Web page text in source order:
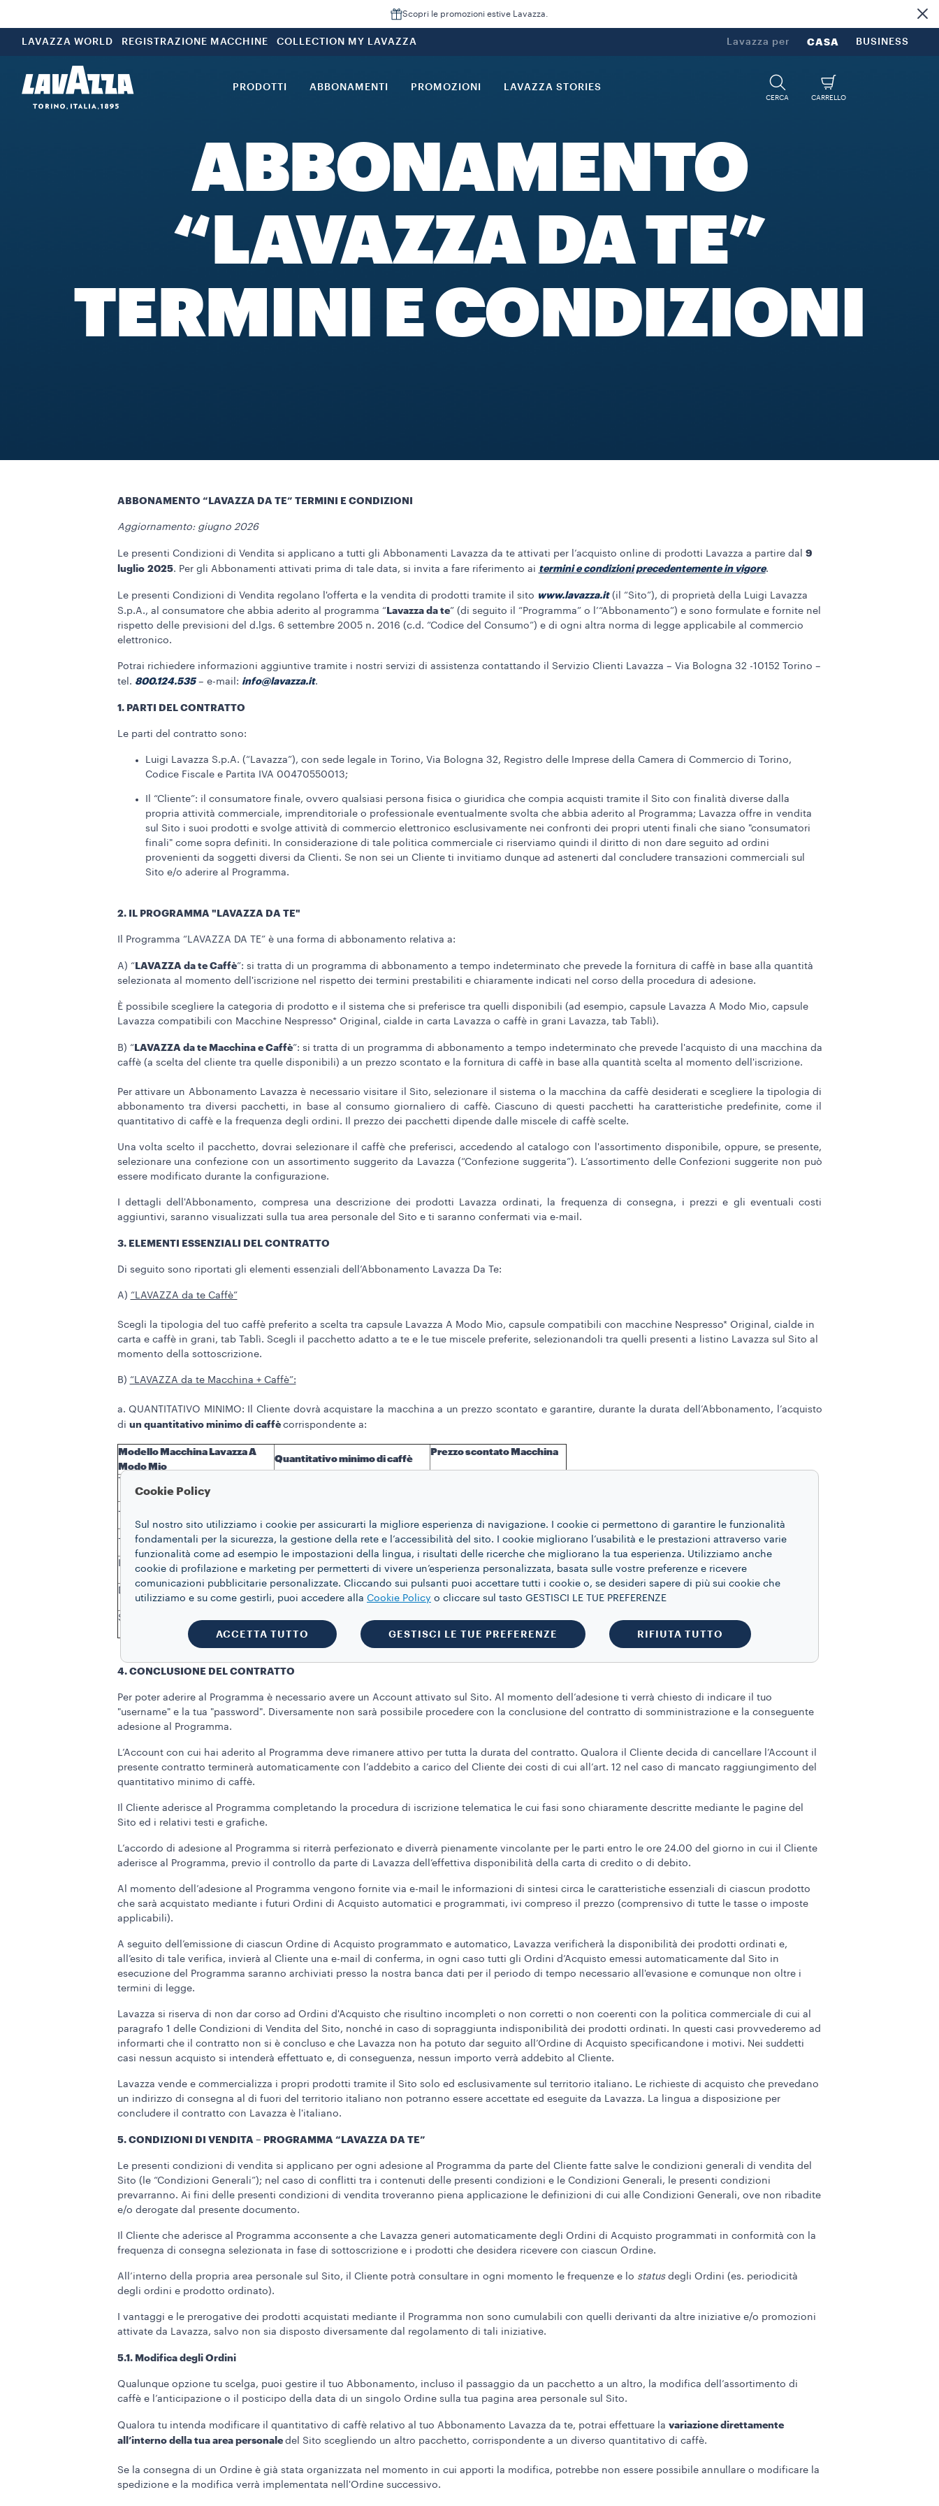
Scopri le promozioni estive Lavazza.
LAVAZZA WORLD REGISTRAZIONE MACCHINE COLLECTION MY LAVAZZA Lavazza per CASA BUSINESS
PRODOTTI ABBONAMENTI PROMOZIONI LAVAZZA STORIES
CERCA CARRELLO
ABBONAMENTO
“LAVAZZA DA TE”
TERMINI E CONDIZIONI
ABBONAMENTO “LAVAZZA DA TE” TERMINI E CONDIZIONI
Aggiornamento: giugno 2026
Le presenti Condizioni di Vendita si applicano a tutti gli Abbonamenti Lavazza da te attivati per l’acquisto online di prodotti Lavazza a partire dal 9
luglio 2025. Per gli Abbonamenti attivati prima di tale data, si invita a fare riferimento ai termini e condizioni precedentemente in vigore.
Le presenti Condizioni di Vendita regolano l'offerta e la vendita di prodotti tramite il sito www.lavazza.it(il “Sito”), di proprietà della Luigi Lavazza
S.p.A., al consumatore che abbia aderito al programma “Lavazza da te” (di seguito il “Programma” o l’“Abbonamento”) e sono formulate e fornite nel
rispetto delle previsioni del d.lgs. 6 settembre 2005 n. 2016 (c.d. “Codice del Consumo”) e di ogni altra norma di legge applicabile al commercio
elettronico.
Potrai richiedere informazioni aggiuntive tramite i nostri servizi di assistenza contattando il Servizio Clienti Lavazza – Via Bologna 32 -10152 Torino –
tel. 800.124.535– e-mail: info@lavazza.it.
1. PARTI DEL CONTRATTO
Le parti del contratto sono:
Luigi Lavazza S.p.A. (“Lavazza”), con sede legale in Torino, Via Bologna 32, Registro delle Imprese della Camera di Commercio di Torino,
Codice Fiscale e Partita IVA 00470550013;
Il “Cliente”: il consumatore finale, ovvero qualsiasi persona fisica o giuridica che compia acquisti tramite il Sito con finalità diverse dalla
propria attività commerciale, imprenditoriale o professionale eventualmente svolta che abbia aderito al Programma; Lavazza offre in vendita
sul Sito i suoi prodotti e svolge attività di commercio elettronico esclusivamente nei confronti dei propri utenti finali che siano "consumatori
finali" come sopra definiti. In considerazione di tale politica commerciale ci riserviamo quindi il diritto di non dare seguito ad ordini
provenienti da soggetti diversi da Clienti. Se non sei un Cliente ti invitiamo dunque ad astenerti dal concludere transazioni commerciali sul
Sito e/o aderire al Programma.
2. IL PROGRAMMA "LAVAZZA DA TE"
Il Programma “LAVAZZA DA TE” è una forma di abbonamento relativa a:
A) “LAVAZZA da te Caffè”: si tratta di un programma di abbonamento a tempo indeterminato che prevede la fornitura di caffè in base alla quantità
selezionata al momento dell'iscrizione nel rispetto dei termini prestabiliti e chiaramente indicati nel corso della procedura di adesione.
È possibile scegliere la categoria di prodotto e il sistema che si preferisce tra quelli disponibili (ad esempio, capsule Lavazza A Modo Mio, capsule
Lavazza compatibili con Macchine Nespresso* Original, cialde in carta Lavazza o caffè in grani Lavazza, tab Tablì).
B) “LAVAZZA da te Macchina e Caffè”: si tratta di un programma di abbonamento a tempo indeterminato che prevede l'acquisto di una macchina da
caffè (a scelta del cliente tra quelle disponibili) a un prezzo scontato e la fornitura di caffè in base alla quantità scelta al momento dell'iscrizione.
Per attivare un Abbonamento Lavazza è necessario visitare il Sito, selezionare il sistema o la macchina da caffè desiderati e scegliere la tipologia di
abbonamento tra diversi pacchetti, in base al consumo giornaliero di caffè. Ciascuno di questi pacchetti ha caratteristiche predefinite, come il
quantitativo di caffè e la frequenza degli ordini. Il prezzo dei pacchetti dipende dalle miscele di caffè scelte.
Una volta scelto il pacchetto, dovrai selezionare il caffè che preferisci, accedendo al catalogo con l'assortimento disponibile, oppure, se presente,
selezionare una confezione con un assortimento suggerito da Lavazza (“Confezione suggerita”). L’assortimento delle Confezioni suggerite non può
essere modificato durante la configurazione.
I dettagli dell'Abbonamento, compresa una descrizione dei prodotti Lavazza ordinati, la frequenza di consegna, i prezzi e gli eventuali costi
aggiuntivi, saranno visualizzati sulla tua area personale del Sito e ti saranno confermati via e-mail.
3. ELEMENTI ESSENZIALI DEL CONTRATTO
Di seguito sono riportati gli elementi essenziali dell’Abbonamento Lavazza Da Te:
A) “LAVAZZA da te Caffè”
Scegli la tipologia del tuo caffè preferito a scelta tra capsule Lavazza A Modo Mio, capsule compatibili con macchine Nespresso* Original, cialde in
carta e caffè in grani, tab Tablì. Scegli il pacchetto adatto a te e le tue miscele preferite, selezionandoli tra quelli presenti a listino Lavazza sul Sito al
momento della sottoscrizione.
B) “LAVAZZA da te Macchina + Caffè”:
a. QUANTITATIVO MINIMO: Il Cliente dovrà acquistare la macchina a un prezzo scontato e garantire, durante la durata dell’Abbonamento, l’acquisto
di un quantitativo minimo di caffè corrispondente a:
Modello Macchina Lavazza A
Modo Mio
Quantitativo minimo di caffè
Prezzo scontato Macchina
Jolie Evo
Jolie Plus Evo 1.080 capsule 44,90€
1.080 capsule 54,90€
Deséa 59,77€
Smeg 1.080 capsule 69,90€
4. CONCLUSIONE DEL CONTRATTO
Per poter aderire al Programma è necessario avere un Account attivato sul Sito. Al momento dell’adesione ti verrà chiesto di indicare il tuo
"username" e la tua "password". Diversamente non sarà possibile procedere con la conclusione del contratto di somministrazione e la conseguente
adesione al Programma.
L’Account con cui hai aderito al Programma deve rimanere attivo per tutta la durata del contratto. Qualora il Cliente decida di cancellare l’Account il
presente contratto terminerà automaticamente con l’addebito a carico del Cliente dei costi di cui all’art. 12 nel caso di mancato raggiungimento del
quantitativo minimo di caffè.
Il Cliente aderisce al Programma completando la procedura di iscrizione telematica le cui fasi sono chiaramente descritte mediante le pagine del
Sito ed i relativi testi e grafiche.
L’accordo di adesione al Programma si riterrà perfezionato e diverrà pienamente vincolante per le parti entro le ore 24.00 del giorno in cui il Cliente
aderisce al Programma, previo il controllo da parte di Lavazza dell’effettiva disponibilità della carta di credito o di debito.
Al momento dell’adesione al Programma vengono fornite via e-mail le informazioni di sintesi circa le caratteristiche essenziali di ciascun prodotto
che sarà acquistato mediante i futuri Ordini di Acquisto automatici e programmati, ivi compreso il prezzo (comprensivo di tutte le tasse o imposte
applicabili).
A seguito dell’emissione di ciascun Ordine di Acquisto programmato e automatico, Lavazza verificherà la disponibilità dei prodotti ordinati e,
all’esito di tale verifica, invierà al Cliente una e-mail di conferma, in ogni caso tutti gli Ordini d’Acquisto emessi automaticamente dal Sito in
esecuzione del Programma saranno archiviati presso la nostra banca dati per il periodo di tempo necessario all'evasione e comunque non oltre i
termini di legge.
Lavazza si riserva di non dar corso ad Ordini d'Acquisto che risultino incompleti o non corretti o non coerenti con la politica commerciale di cui al
paragrafo 1 delle Condizioni di Vendita del Sito, nonché in caso di sopraggiunta indisponibilità dei prodotti ordinati. In questi casi provvederemo ad
informarti che il contratto non si è concluso e che Lavazza non ha potuto dar seguito all’Ordine di Acquisto specificandone i motivi. Nei suddetti
casi nessun acquisto si intenderà effettuato e, di conseguenza, nessun importo verrà addebito al Cliente.
Lavazza vende e commercializza i propri prodotti tramite il Sito solo ed esclusivamente sul territorio italiano. Le richieste di acquisto che prevedano
un indirizzo di consegna al di fuori del territorio italiano non potranno essere accettate ed eseguite da Lavazza. La lingua a disposizione per
concludere il contratto con Lavazza è l'italiano.
5. CONDIZIONI DI VENDITA – PROGRAMMA “LAVAZZA DA TE”
Le presenti condizioni di vendita si applicano per ogni adesione al Programma da parte del Cliente fatte salve le condizioni generali di vendita del
Sito (le “Condizioni Generali”); nel caso di conflitti tra i contenuti delle presenti condizioni e le Condizioni Generali, le presenti condizioni
prevarranno. Ai fini delle presenti condizioni di vendita troveranno piena applicazione le definizioni di cui alle Condizioni Generali, ove non ribadite
e/o derogate dal presente documento.
Il Cliente che aderisce al Programma acconsente a che Lavazza generi automaticamente degli Ordini di Acquisto programmati in conformità con la
frequenza di consegna selezionata in fase di sottoscrizione e i prodotti che desidera ricevere con ciascun Ordine.
All’interno della propria area personale sul Sito, il Cliente potrà consultare in ogni momento le frequenze e lo status degli Ordini (es. periodicità
degli ordini e prodotto ordinato).
I vantaggi e le prerogative dei prodotti acquistati mediante il Programma non sono cumulabili con quelli derivanti da altre iniziative e/o promozioni
attivate da Lavazza, salvo non sia disposto diversamente dal regolamento di tali iniziative.
5.1. Modifica degli Ordini
Qualunque opzione tu scelga, puoi gestire il tuo Abbonamento, incluso il passaggio da un pacchetto a un altro, la modifica dell’assortimento di
caffè e l’anticipazione o il posticipo della data di un singolo Ordine sulla tua pagina area personale sul Sito.
Qualora tu intenda modificare il quantitativo di caffè relativo al tuo Abbonamento Lavazza da te, potrai effettuare la variazione direttamente
all’interno della tua area personale del Sito scegliendo un altro pacchetto, corrispondente a un diverso quantitativo di caffè.
Se la consegna di un Ordine è già stata organizzata nel momento in cui apporti la modifica, potrebbe non essere possibile annullare o modificare la
spedizione e la modifica verrà implementata nell'Ordine successivo.
Cookie Policy
Sul nostro sito utilizziamo i cookie per assicurarti la migliore esperienza di navigazione. I cookie ci permettono di garantire le funzionalità
fondamentali per la sicurezza, la gestione della rete e l’accessibilità del sito. I cookie migliorano l’usabilità e le prestazioni attraverso varie
funzionalità come ad esempio le impostazioni della lingua, i risultati delle ricerche che migliorano la tua esperienza. Utilizziamo anche
cookie di profilazione e marketing per permetterti di vivere un’esperienza personalizzata, basata sulle vostre preferenze e ricevere
comunicazioni pubblicitarie personalizzate. Cliccando sui pulsanti puoi accettare tutti i cookie o, se desideri sapere di più sui cookie che
utilizziamo e su come gestirli, puoi accedere alla Cookie Policy o cliccare sul tasto GESTISCI LE TUE PREFERENZE
ACCETTA TUTTO GESTISCI LE TUE PREFERENZE RIFIUTA TUTTO